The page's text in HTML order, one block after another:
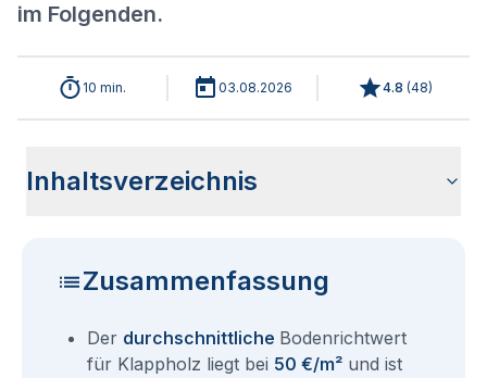
im Folgenden.
10 min. 03.08.2026 4.8 (48)
Inhaltsverzeichnis
Zusammenfassung
Der durchschnittliche Bodenrichtwert
für Klappholz liegt bei 50 €/m² und ist